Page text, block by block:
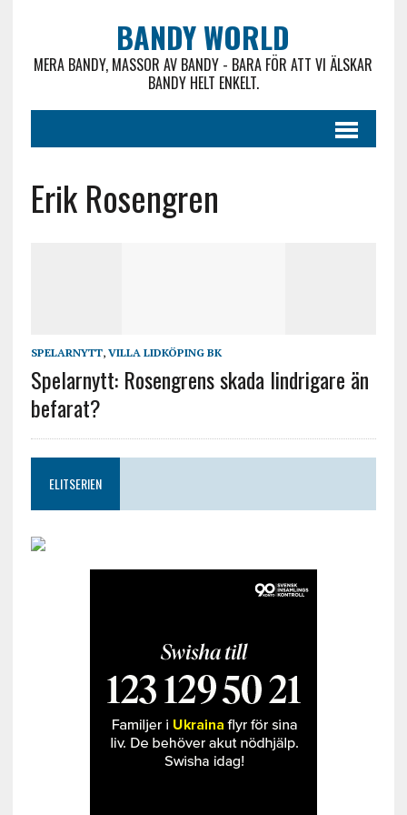
BANDY WORLD
MERA BANDY, MASSOR AV BANDY - BARA FÖR ATT VI ÄLSKAR
BANDY HELT ENKELT.
Erik Rosengren
SPELARNYTT, VILLA LIDKÖPING BK
Spelarnytt: Rosengrens skada lindrigare än
befarat?
ELITSERIEN